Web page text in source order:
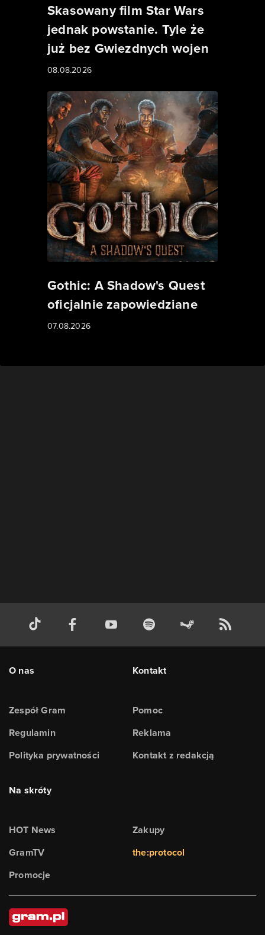
Skasowany film Star Wars
jednak powstanie. Tyle że
już bez Gwiezdnych wojen
08.08.2026
Gothic: A Shadow's Quest
oficjalnie zapowiedziane
07.08.2026
O nas
Zespół Gram
Regulamin
Polityka prywatności
Kontakt
Pomoc
Reklama
Kontakt z redakcją
Na skróty
HOT News
GramTV
Promocje
Zakupy
the:protocol